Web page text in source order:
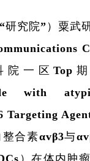
究院”）粟武
院一区Top
with
合素αvβ3与
）在体内肿